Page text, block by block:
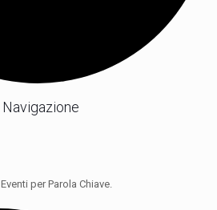
per Parola Chiave.